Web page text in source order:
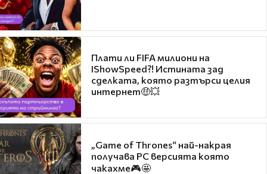
Плати ли FIFA милиони на
IShowSpeed?! Истината зад
сделката, която разтърси целия
интернет🤑💥
„Game of Thrones“ най-накрая
получава PC версията която
чакахме🎮🤩